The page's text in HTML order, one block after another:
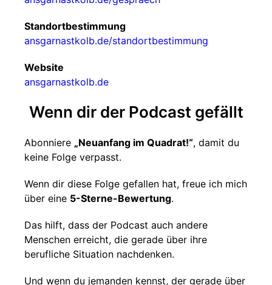
Standortbestimmung
ansgarnastkolb.de/standortbestimmung
Website
ansgarnastkolb.de
Wenn dir der Podcast gefällt
Abonniere „Neuanfang im Quadrat!“, damit du
keine Folge verpasst.
Wenn dir diese Folge gefallen hat, freue ich mich
über eine 5-Sterne-Bewertung.
Das hilft, dass der Podcast auch andere
Menschen erreicht, die gerade über ihre
berufliche Situation nachdenken.
Und wenn du jemanden kennst, der gerade über